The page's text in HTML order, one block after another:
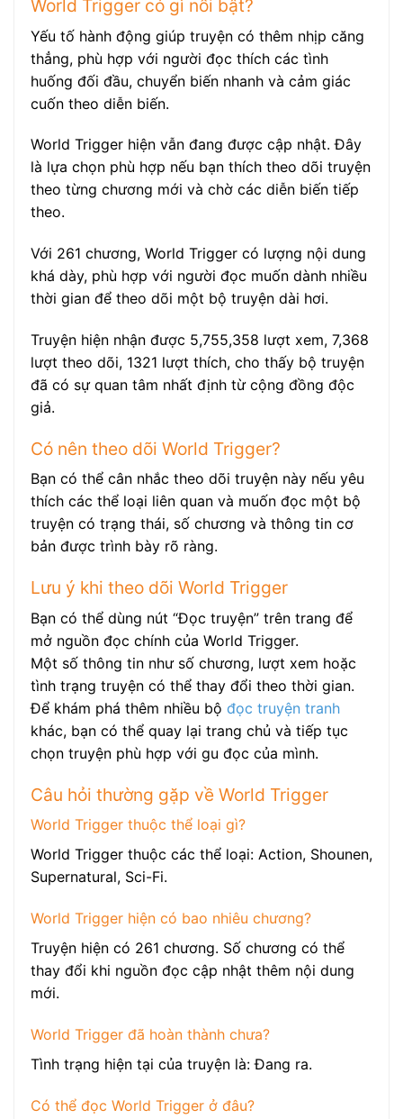
World Trigger có gì nổi bật?
Yếu tố hành động giúp truyện có thêm nhịp căng
thẳng, phù hợp với người đọc thích các tình
huống đối đầu, chuyển biến nhanh và cảm giác
cuốn theo diễn biến.
World Trigger hiện vẫn đang được cập nhật. Đây
là lựa chọn phù hợp nếu bạn thích theo dõi truyện
theo từng chương mới và chờ các diễn biến tiếp
theo.
Với 261 chương, World Trigger có lượng nội dung
khá dày, phù hợp với người đọc muốn dành nhiều
thời gian để theo dõi một bộ truyện dài hơi.
Truyện hiện nhận được 5,755,358 lượt xem, 7,368
lượt theo dõi, 1321 lượt thích, cho thấy bộ truyện
đã có sự quan tâm nhất định từ cộng đồng độc
giả.
Có nên theo dõi World Trigger?
Bạn có thể cân nhắc theo dõi truyện này nếu yêu
thích các thể loại liên quan và muốn đọc một bộ
truyện có trạng thái, số chương và thông tin cơ
bản được trình bày rõ ràng.
Lưu ý khi theo dõi World Trigger
Bạn có thể dùng nút “Đọc truyện” trên trang để
mở nguồn đọc chính của World Trigger.
Một số thông tin như số chương, lượt xem hoặc
tình trạng truyện có thể thay đổi theo thời gian.
Để khám phá thêm nhiều bộ đọc truyện tranh
khác, bạn có thể quay lại trang chủ và tiếp tục
chọn truyện phù hợp với gu đọc của mình.
Câu hỏi thường gặp về World Trigger
World Trigger thuộc thể loại gì?
World Trigger thuộc các thể loại: Action, Shounen,
Supernatural, Sci-Fi.
World Trigger hiện có bao nhiêu chương?
Truyện hiện có 261 chương. Số chương có thể
thay đổi khi nguồn đọc cập nhật thêm nội dung
mới.
World Trigger đã hoàn thành chưa?
Tình trạng hiện tại của truyện là: Đang ra.
Có thể đọc World Trigger ở đâu?